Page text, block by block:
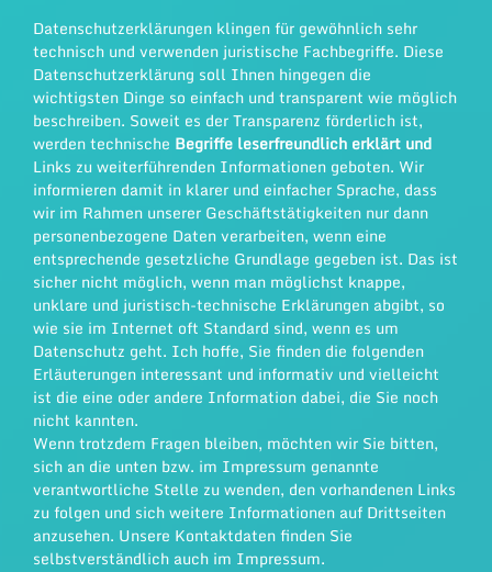
Datenschutzerklärungen klingen für gewöhnlich sehr
technisch und verwenden juristische Fachbegriffe. Diese
Datenschutzerklärung soll Ihnen hingegen die
wichtigsten Dinge so einfach und transparent wie möglich
beschreiben. Soweit es der Transparenz förderlich ist,
werden technische Begriffe leserfreundlich erklärt und
Links zu weiterführenden Informationen geboten. Wir
informieren damit in klarer und einfacher Sprache, dass
wir im Rahmen unserer Geschäftstätigkeiten nur dann
personenbezogene Daten verarbeiten, wenn eine
entsprechende gesetzliche Grundlage gegeben ist. Das ist
sicher nicht möglich, wenn man möglichst knappe,
unklare und juristisch-technische Erklärungen abgibt, so
wie sie im Internet oft Standard sind, wenn es um
Datenschutz geht. Ich hoffe, Sie finden die folgenden
Erläuterungen interessant und informativ und vielleicht
ist die eine oder andere Information dabei, die Sie noch
nicht kannten.
Wenn trotzdem Fragen bleiben, möchten wir Sie bitten,
sich an die unten bzw. im Impressum genannte
verantwortliche Stelle zu wenden, den vorhandenen Links
zu folgen und sich weitere Informationen auf Drittseiten
anzusehen. Unsere Kontaktdaten finden Sie
selbstverständlich auch im Impressum.